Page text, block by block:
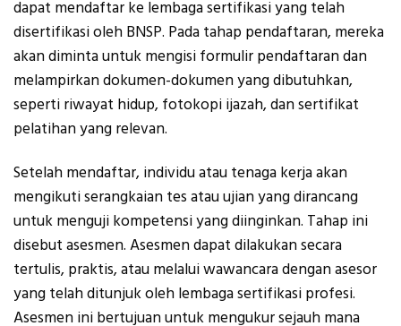
dapat mendaftar ke lembaga sertifikasi yang telah
disertifikasi oleh BNSP. Pada tahap pendaftaran, mereka
akan diminta untuk mengisi formulir pendaftaran dan
melampirkan dokumen-dokumen yang dibutuhkan,
seperti riwayat hidup, fotokopi ijazah, dan sertifikat
pelatihan yang relevan.
Setelah mendaftar, individu atau tenaga kerja akan
mengikuti serangkaian tes atau ujian yang dirancang
untuk menguji kompetensi yang diinginkan. Tahap ini
disebut asesmen. Asesmen dapat dilakukan secara
tertulis, praktis, atau melalui wawancara dengan asesor
yang telah ditunjuk oleh lembaga sertifikasi profesi.
Asesmen ini bertujuan untuk mengukur sejauh mana